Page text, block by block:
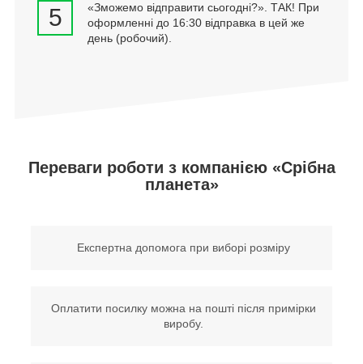
5
«Зможемо відправити сьогодні?». ТАК! При
оформленні до 16:30 відправка в цей же
день (робочий).
Переваги роботи з компанією «Срібна
планета»
Експертна допомога при виборі розміру
Оплатити посилку можна на пошті після примірки
виробу.